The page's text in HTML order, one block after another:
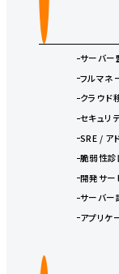
サーバー
フルマネ
クラウド
セキュリ
SRE / ア
脆弱性診
開発サ
サーバー
アプリケ